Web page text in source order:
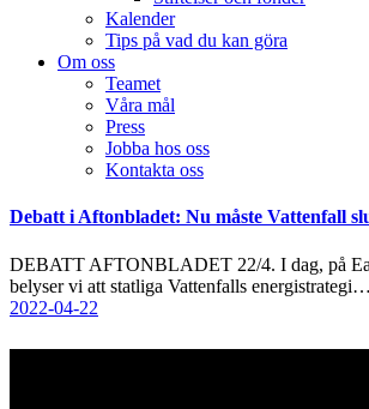
Kalender
Tips på vad du kan göra
Om oss
Teamet
Våra mål​
Press
Jobba hos oss
Kontakta oss
facebook-
1
instagram
cloud-
light
youtube
linkedin
Debatt i Aftonbladet: Nu måste Vattenfall
DEBATT AFTONBLADET 22/4. I dag, på
belyser vi att statliga Vattenfalls energistrategi…
2022-04-22